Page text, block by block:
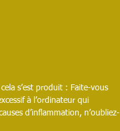
s’est produit : Faite-vous
à l’ordinateur qui
d’inflammation, n’oubliez-